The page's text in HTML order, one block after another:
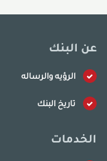
عن البنك
الرؤيه والرساله
تاريخ البنك
الخدمات